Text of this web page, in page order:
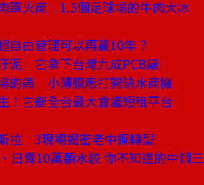
軍火商 1.5個足球場的牛肉大冰
由管理可以再贏10年？
泥 它拿下台灣九成PCB廠
的痛 小薄膜廠打開缺水商機
！它衝全台最大會議短租平台
拉 3現場揭密老中鋼轉型
日賣10萬顆水餃 你不知道的中鋼三